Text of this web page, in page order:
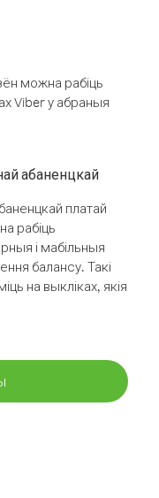
можна рабіць
Viber у абраныя
абаненцкай
платай
рабіць
і мабільныя
балансу. Такі
на выкліках, якія